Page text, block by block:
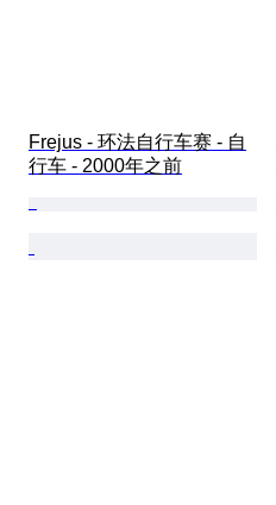
Frejus - 环法自行车赛 - 自
行车 - 2000年之前